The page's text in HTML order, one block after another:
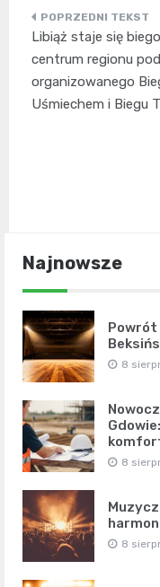
Nawigacja
wpisu
Libiąż staje się
centrum regionu
organizowanego
Uśmiechem i Biegu
Najnowsze
Powrót
8
8
8